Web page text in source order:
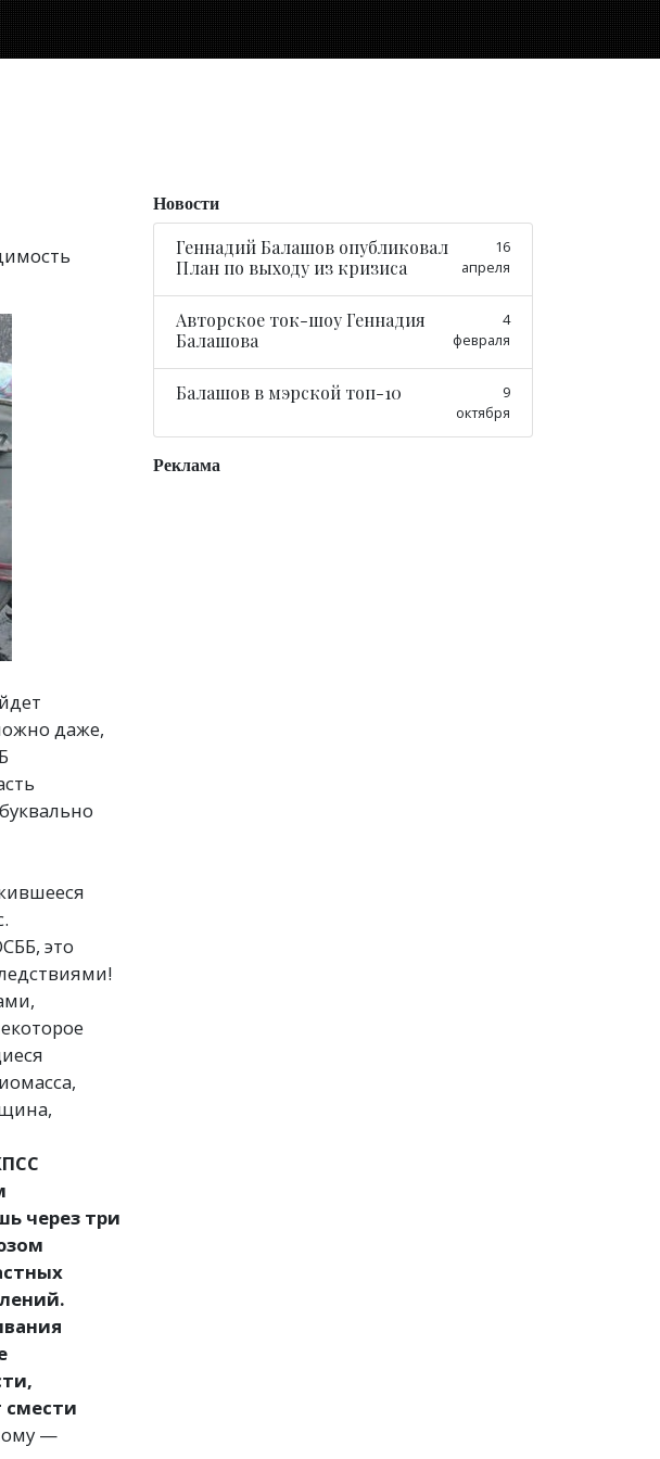
даже,
это
через три
—
Новости
Геннадий Балашов опубликовал
План по выходу из кризиса
16
апреля
Авторское ток-шоу Геннадия
Балашова
4
февраля
Балашов в мэрской топ-10
9
октября
Реклама